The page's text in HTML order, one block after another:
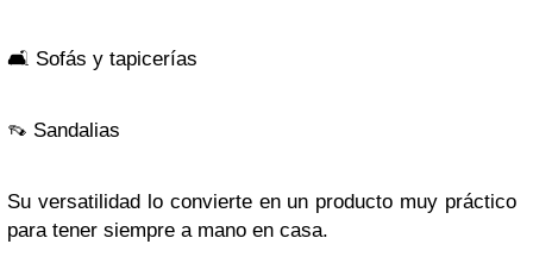
🛋 ️ Sofás y tapicerías
👡 Sandalias
Su versatilidad lo convierte en un producto muy práctico
para tener siempre a mano en casa.